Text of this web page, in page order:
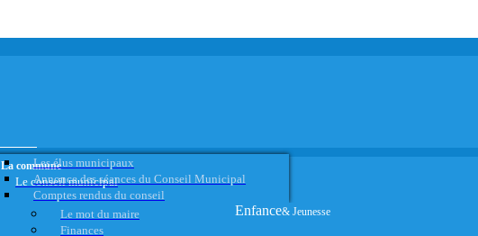
La commune
Le conseil municipal
Les élus municipaux
Annonce des séances du Conseil Municipal
Comptes rendus du conseil
Le mot du maire
Finances
Enfance& Jeunesse